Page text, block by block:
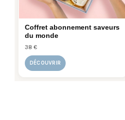
Coffret abonnement saveurs
du monde
38 €
DÉCOUVRIR